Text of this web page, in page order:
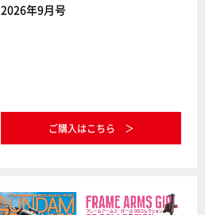
2026年9月号
ご購入はこちら